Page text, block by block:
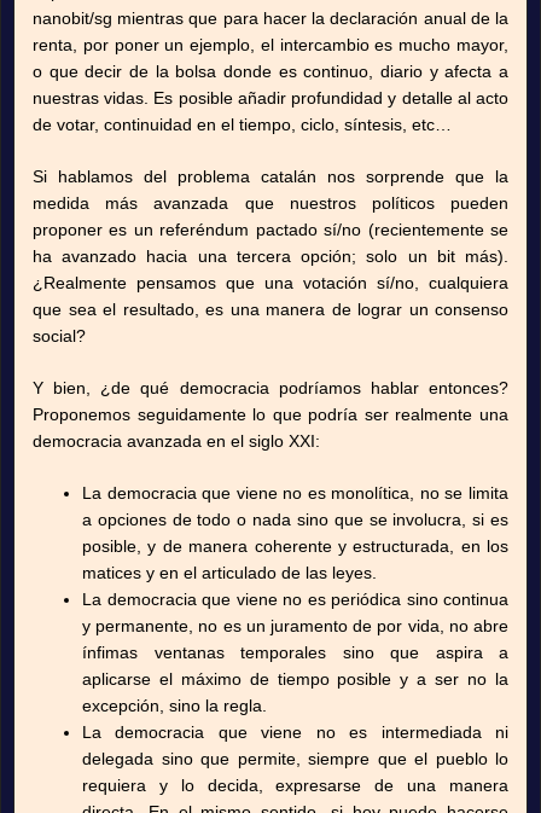
nanobit/sg mientras que para hacer la declaración anual de la
renta, por poner un ejemplo, el intercambio es mucho mayor,
o que decir de la bolsa donde es continuo, diario y afecta a
nuestras vidas. Es posible añadir profundidad y detalle al acto
de votar, continuidad en el tiempo, ciclo, síntesis, etc…
Si hablamos del problema catalán nos sorprende que la
medida más avanzada que nuestros políticos pueden
proponer es un referéndum pactado sí/no (recientemente se
ha avanzado hacia una tercera opción; solo un bit más).
¿Realmente pensamos que una votación sí/no, cualquiera
que sea el resultado, es una manera de lograr un consenso
social?
Y bien, ¿de qué democracia podríamos hablar entonces?
Proponemos seguidamente lo que podría ser realmente una
democracia avanzada en el siglo XXI:
La democracia que viene no es monolítica, no se limita
a opciones de todo o nada sino que se involucra, si es
posible, y de manera coherente y estructurada, en los
matices y en el articulado de las leyes.
La democracia que viene no es periódica sino continua
y permanente, no es un juramento de por vida, no abre
ínfimas ventanas temporales sino que aspira a
aplicarse el máximo de tiempo posible y a ser no la
excepción, sino la regla.
La democracia que viene no es intermediada ni
delegada sino que permite, siempre que el pueblo lo
requiera y lo decida, expresarse de una manera